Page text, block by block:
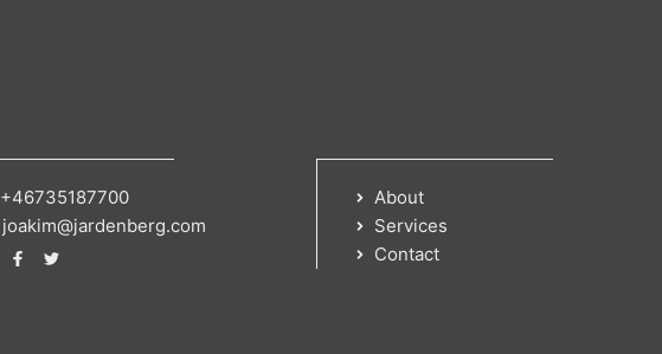
+46735187700
joakim@jardenberg.com
About
Services
Contact